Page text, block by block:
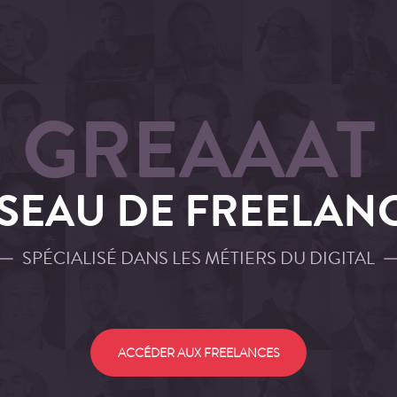
GREAAAT
DE
SPÉCIALISÉ DANS LES MÉTIERS DU DIGITAL
ACCÉDER AUX FREELANCES